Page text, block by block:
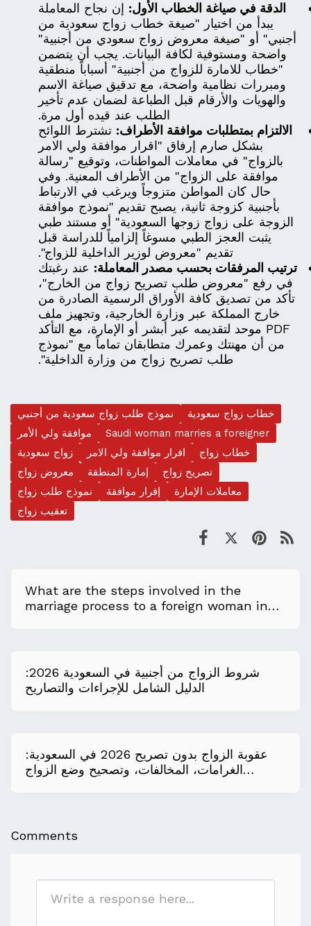
الدقة في صياغة الخطاب الأول: إن نجاح المعاملة
يبدأ من اختيار "صيغة خطاب زواج سعودية من
أجنبي" أو "صيغة معروض زواج سعودي من أجنبية"
واضحة ومستوفية لكافة البيانات. يجب أن يتضمن
"خطاب للامارة للزواج من أجنبية" أسباباً منطقية
ومبررات نظامية واضحة، مع تدقيق صياغة الاسم
والهويات والأرقام قبل الطباعة لضمان عدم تأخير
الطلب عند قيده أول مرة.
الالتزام بمتطلبات موافقة الأطراف: تشترط اللوائح
بشكل صارم إرفاق "اقرار موافقة ولي الامر
بالزواج" في معاملات المواطنات، وتوقيع "رسالة
موافقة على الزواج" من الأطراف المعنية. وفي
حال كان المواطن متزوجاً ويرغب في الارتباط
بأجنبية كزوجة ثانية، يصبح تقديم "نموذج موافقة
الزوجة على زواج زوجها السعودية" أو مستند طبي
يثبت العجز الطبي مسوغاً إلزامياً للدراسة قبل
تقديم "معروض لوزير الداخلية للزواج".
ترتيب المرفقات بحسب مصدر المعاملة: عند رغبتك
في رفع "معروض طلب تصريح زواج من الخارج"،
تأكد من تصديق كافة الأوراق الرسمية الصادرة من
خارج المملكة عبر وزارة الخارجية، وتجهيز ملف
PDF موحد لتقديمه عبر أبشر أو الإمارة، مع التأكد
من أن مهنتك وعمرك متطابقان تماماً مع "نموذج
طلب تصريح زواج من وزارة الداخلية".
نموذج طلب زواج سعودية من أجنبي
خطاب زواج سعودية
موافقة ولي الأمر
Saudi woman marries a foreigner
زواج سعودية
اقرار موافقة ولي الامر
خطاب زواج
معروض زواج
إمارة المنطقة
تصريح زواج
نموذج طلب زواج
إقرار موافقة
معاملات الإمارة
تعقيب زواج
What are the steps involved in the
marriage process to a foreign woman in
شروط الزواج من أجنبية في السعودية 2026:
الدليل الشامل للإجراءات والتصاريح
عقوبة الزواج بدون تصريح 2026 في السعودية:
الغرامات، المخالفات، وتصحيح وضع الزواج
Comments